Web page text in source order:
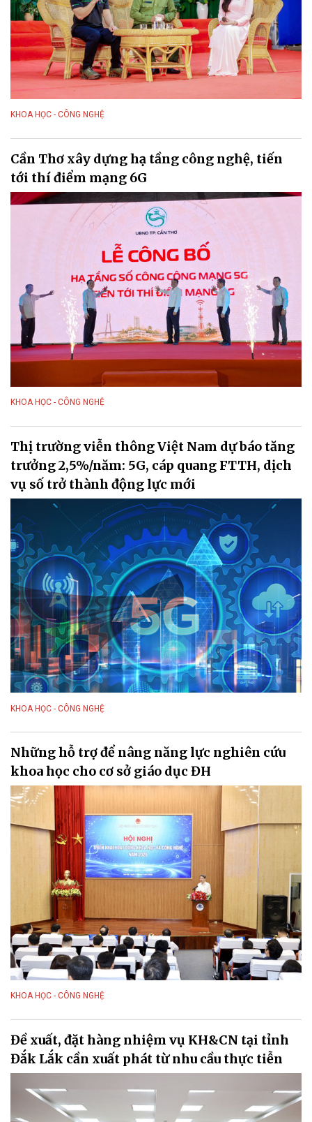
KHOA HỌC - CÔNG NGHỆ
Cần Thơ xây dựng hạ tầng công nghệ, tiến
tới thí điểm mạng 6G
KHOA HỌC - CÔNG NGHỆ
Thị trường viễn thông Việt Nam dự báo tăng
trưởng 2,5%/năm: 5G, cáp quang FTTH, dịch
vụ số trở thành động lực mới
KHOA HỌC - CÔNG NGHỆ
Những hỗ trợ để nâng năng lực nghiên cứu
khoa học cho cơ sở giáo dục ĐH
KHOA HỌC - CÔNG NGHỆ
Đề xuất, đặt hàng nhiệm vụ KH&CN tại tỉnh
Đắk Lắk cần xuất phát từ nhu cầu thực tiễn